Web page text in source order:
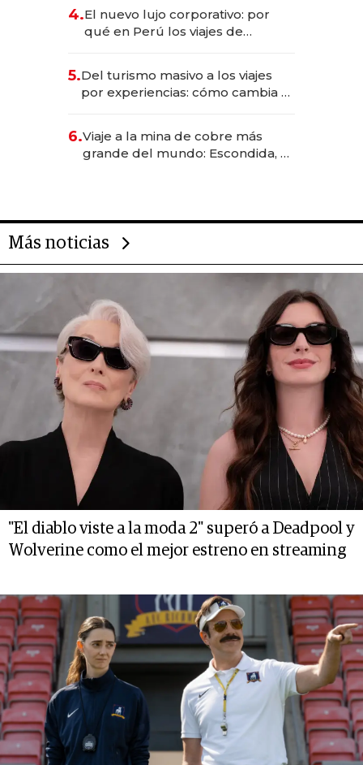
Fénix
4.El nuevo lujo corporativo: por
qué en Perú los viajes de
transformadoras
5.Del turismo masivo a los viajes
por experiencias: cómo cambia el
6.Viaje a la mina de cobre más
grande del mundo: Escondida, el
Más noticias
"El diablo viste a la moda 2" superó a Deadpool y
Wolverine como el mejor estreno en streaming